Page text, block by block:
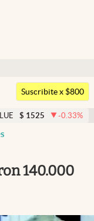
Argentina
Uruguay
Suscribite x $800
$ 1525 -0.33%
140.000